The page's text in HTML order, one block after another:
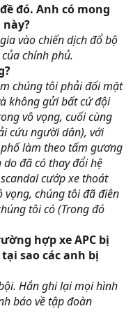
đó. Anh có mong
vào chiến dịch đổ bộ
chính phủ.
chúng tôi phải đối mặt
không gửi bất cứ đội
vô vọng, cuối cùng
cứu người dân), với
làm theo tấm gương
đã có thay đổi hệ
cướp xe thoát
vọng, chúng tôi đã điên
tôi có (Trong đó
hợp xe APC bị
sao các anh bị
Hắn ghi lại mọi hình
báo về tập đoàn